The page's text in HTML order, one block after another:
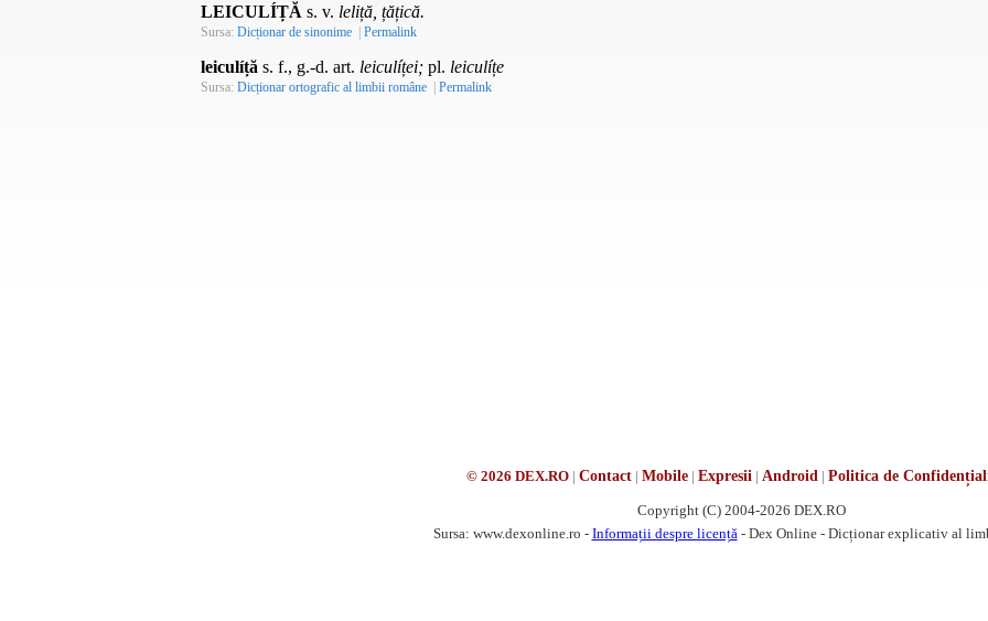
LEICULÍȚĂ s. v. leliță, țățică.
Sursa: Dicționar de sinonime | Permalink
leiculíță s. f., g.-d. art. leiculíței; pl. leiculíțe
Sursa: Dicționar ortografic al limbii române | Permalink
© 2026 DEX.RO| Contact| Mobile| Expresii | Android | Politica de
Copyright (C) 2004-2026 DEX.RO
Sursa: www.dexonline.ro - Informații despre licență - Dex Online - Dicționar explicativ al